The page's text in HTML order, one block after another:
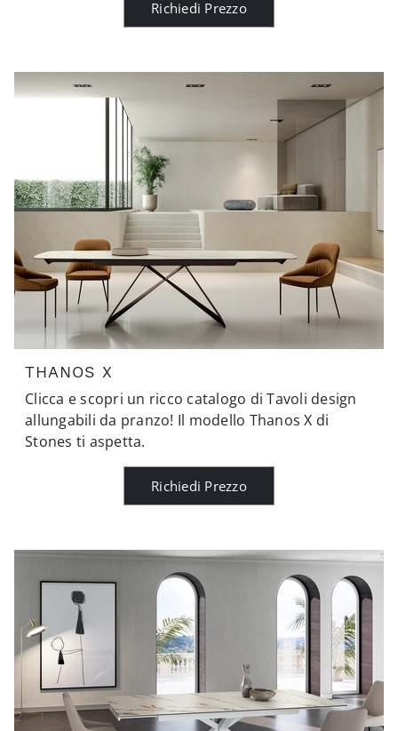
Richiedi Prezzo
THANOS X
Clicca e scopri un ricco catalogo di Tavoli design
allungabili da pranzo! Il modello Thanos X di
Stones ti aspetta.
Richiedi Prezzo